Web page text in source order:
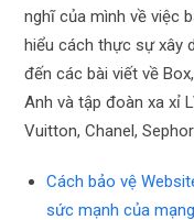
nghĩ của mình về việc
hiểu cách thực sự xây
đến các bài viết về
Anh và tập đoàn xa xỉ
Vuitton, Chanel,
Cách bảo vệ
sức mạnh của